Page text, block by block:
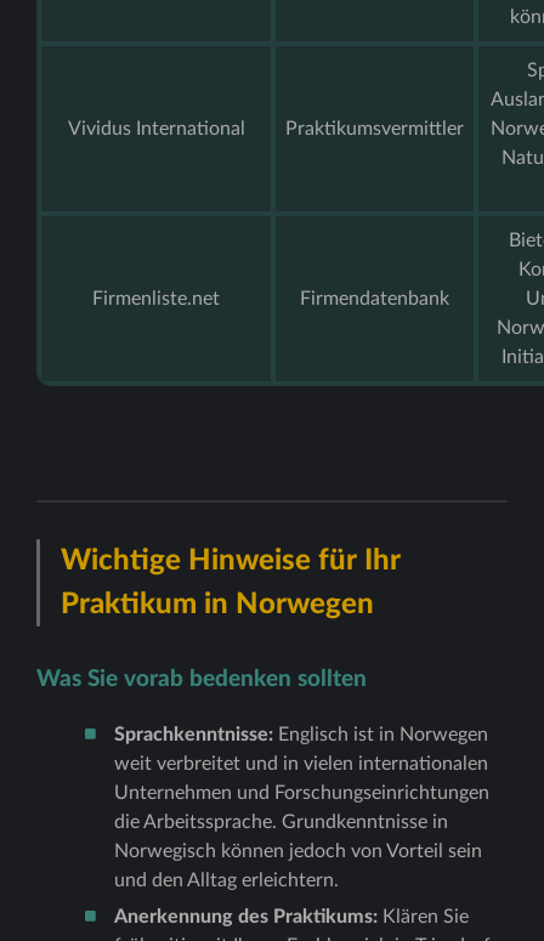
Vividus International Praktikumsvermittler
Firmenliste.net Firmendatenbank
Wichtige Hinweise für Ihr
Praktikum in Norwegen
Was Sie vorab bedenken sollten
Sprachkenntnisse: Englisch ist in Norwegen
weit verbreitet und in vielen internationalen
Unternehmen und Forschungseinrichtungen
die Arbeitssprache. Grundkenntnisse in
Norwegisch können jedoch von Vorteil sein
und den Alltag erleichtern.
Anerkennung des Praktikums: Klären Sie